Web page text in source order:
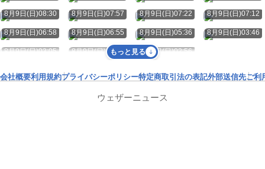
8月9日(日)08:30 8月9日(日)07:57 8月9日(日)07:22 8月9日(日)07:12
8月9日(日)06:58 8月9日(日)06:55 8月9日(日)05:36 8月9日(日)03:46
8月9日(日)03:05 8月9日(日)02:59 8月9日(日)02:56
もっと見る
会社概要利用規約プライバシーポリシー特定商取引法の表記外部送信先ご利
ウェザーニュース